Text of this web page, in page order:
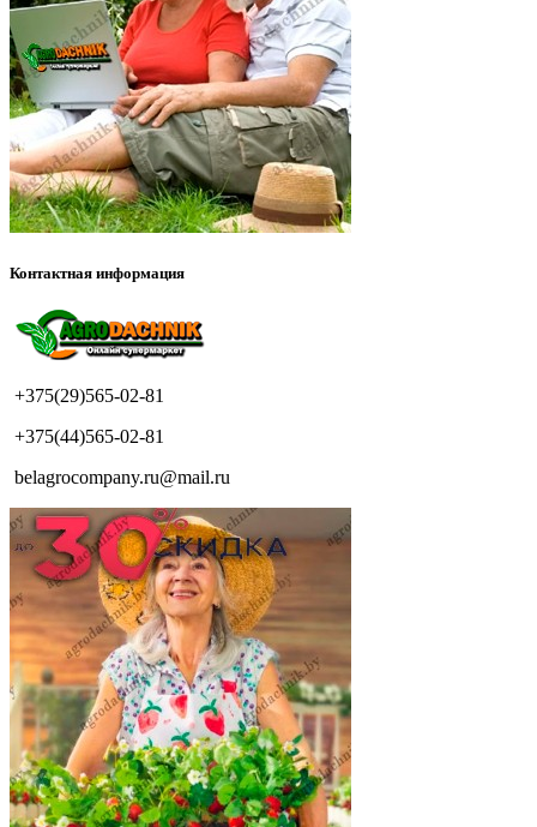
Контактная информация
+375(29)565-02-81
+375(44)565-02-81
belagrocompany.ru@mail.ru